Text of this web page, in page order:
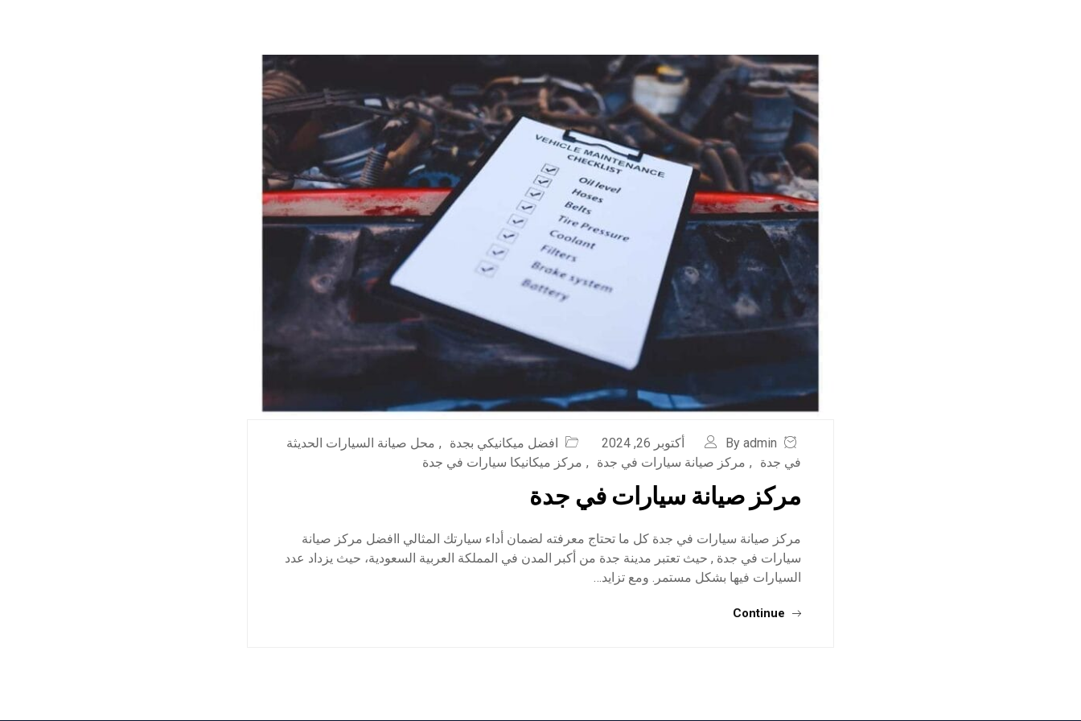
By admin أكتوبر 26, 2024 افضل ميكانيكي بجدة , محل صيانة السيارات الحديثة
في جدة
, مركز صيانة سيارات في جدة , مركز ميكانيكا سيارات في جدة
مركز صيانة سيارات في جدة
مركز صيانة سيارات في جدة كل ما تحتاج معرفته لضمان أداء سيارتك المثالي اافضل مركز صيانة
سيارات في جدة , حيث تعتبر مدينة جدة من أكبر المدن في المملكة العربية السعودية، حيث يزداد عدد
السيارات فيها بشكل مستمر. ومع تزايد…
Continue